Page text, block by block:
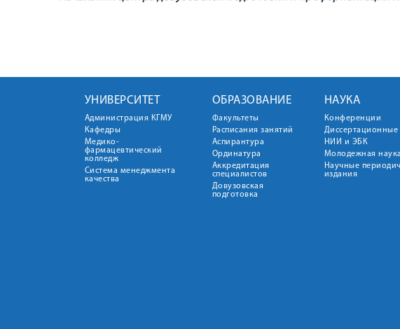
УНИВЕРСИТЕТ
Администрация КГМУ
Кафедры
Медико-
фармацевтический
колледж
Система менеджмента
качества
ОБРАЗОВАНИЕ
Факультеты
Расписания занятий
Аспирантура
Ординатура
Аккредитация
специалистов
Довузовская
подготовка
НАУКА
Конференции
Диссертационные
НИИ и ЭБК
Молодежная наука
Научные
издания